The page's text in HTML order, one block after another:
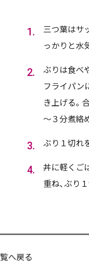
三つ葉はサ
っかりと水
ぶりは食べ
フライパン
き上げる。
～３分煮絡
ぶり１切れ
丼に軽くご
重ね、ぶり
へ戻る